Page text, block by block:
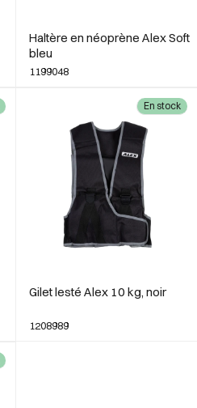
Haltère en néoprène Alex Soft
bleu
1199048
Gilet lesté Alex 10 kg, noir
1208989
En stock